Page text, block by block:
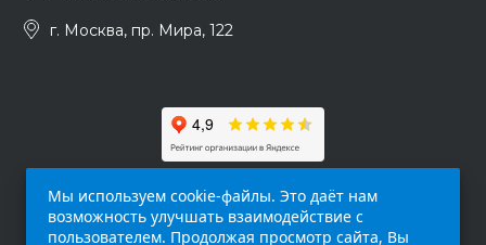
г. Москва, пр. Мира, 122
Мы используем cookie-файлы. Это даёт нам
возможность улучшать взаимодействие с
пользователем. Продолжая просмотр сайта, Вы